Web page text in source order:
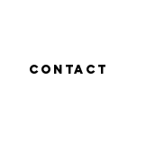
CONTACT